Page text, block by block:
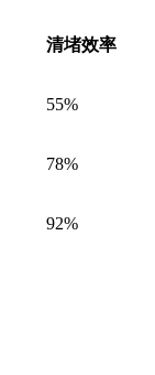
清堵效率
55%
78%
92%